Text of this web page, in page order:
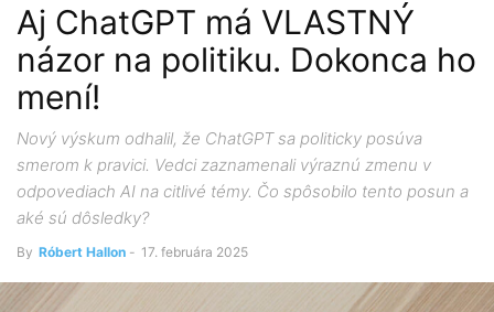
Aj ChatGPT má VLASTNÝ
názor na politiku. Dokonca ho
mení!
Nový výskum odhalil, že ChatGPT sa politicky posúva
smerom k pravici. Vedci zaznamenali výraznú zmenu v
odpovediach AI na citlivé témy. Čo spôsobilo tento posun a
aké sú dôsledky?
By Róbert Hallon - 17. februára 2025